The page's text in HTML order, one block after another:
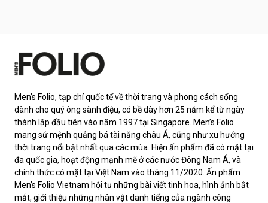
Men’s Folio, tạp chí quốc tế về thời trang và phong cách sống
dành cho quý ông sành điệu, có bề dày hơn 25 năm kể từ ngày
thành lập đầu tiên vào năm 1997 tại Singapore. Men’s Folio
mang sứ mệnh quảng bá tài năng châu Á, cũng như xu hướng
thời trang nổi bật nhất qua các mùa. Hiện ấn phẩm đã có mặt tại
đa quốc gia, hoạt động mạnh mẽ ở các nước Đông Nam Á, và
chính thức có mặt tại Việt Nam vào tháng 11/2020. Ấn phẩm
Men’s Folio Vietnam hội tụ những bài viết tinh hoa, hình ảnh bắt
mắt, giới thiệu những nhân vật danh tiếng của ngành công